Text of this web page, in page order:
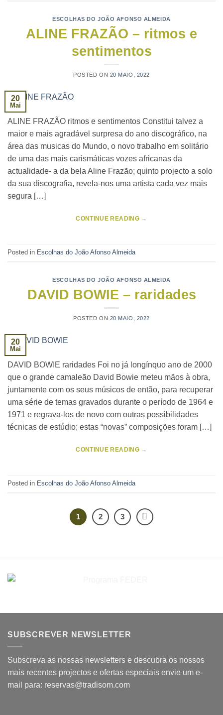
ESCOLHAS DO JOÃO AFONSO ALMEIDA
ALINE FRAZÃO – ritmos e
sentimentos
POSTED ON 20 MAIO, 2022
20
Mai
ALINE FRAZÃO ritmos e sentimentos Constitui talvez a
maior e mais agradável surpresa do ano discográfico, na
área das musicas do Mundo, o novo trabalho em solitário
de uma das mais carismáticas vozes africanas da
actualidade- a da bela Aline Frazão; quinto projecto a solo
da sua discografia, revela-nos uma artista cada vez mais
segura […]
CONTINUE READING →
Posted in Escolhas do João Afonso Almeida
ESCOLHAS DO JOÃO AFONSO ALMEIDA
DAVID BOWIE – raridades
POSTED ON 20 MAIO, 2022
20
Mai
DAVID BOWIE raridades Foi no já longínquo ano de 2000
que o grande camaleão David Bowie meteu mãos à obra,
juntamente com os seus músicos de então, para recuperar
uma série de temas gravados durante o período de 1964 e
1971 e regrava-los de novo com outras possibilidades
técnicas de estúdio; estas “novas” composições foram […]
CONTINUE READING →
Posted in Escolhas do João Afonso Almeida
1 2 3
SUBSCREVER NEWSLETTER
Subscreva as nossas newsletters e descubra os nossos
mais recentes projectos e ofertas especiais envie um e-
mail para: reservas@tradisom.com